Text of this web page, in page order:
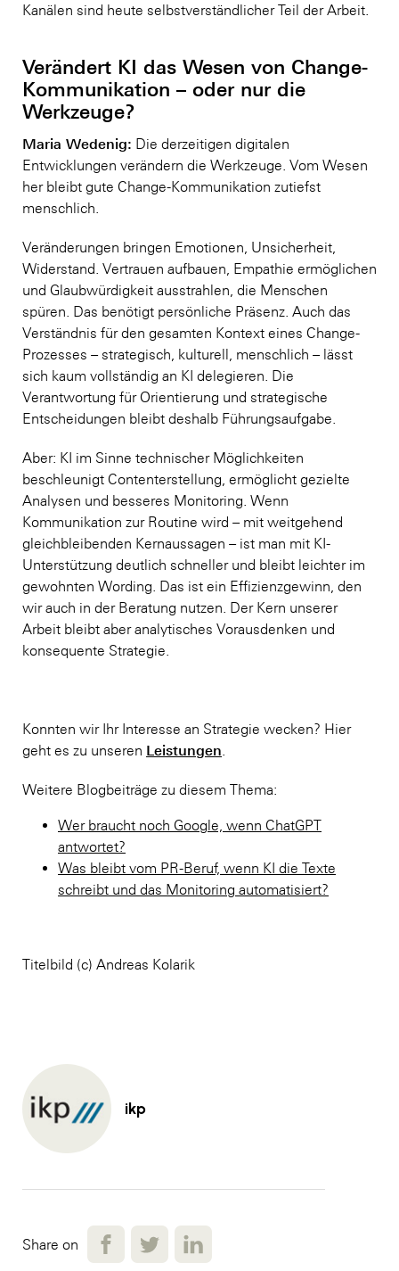
Kanälen sind heute selbstverständlicher Teil der Arbeit.
Verändert KI das Wesen von Change-
Kommunikation – oder nur die
Werkzeuge?
Maria Wedenig: Die derzeitigen digitalen
Entwicklungen verändern die Werkzeuge. Vom Wesen
her bleibt gute Change-Kommunikation zutiefst
menschlich.
Veränderungen bringen Emotionen, Unsicherheit,
Widerstand. Vertrauen aufbauen, Empathie ermöglichen
und Glaubwürdigkeit ausstrahlen, die Menschen
spüren. Das benötigt persönliche Präsenz. Auch das
Verständnis für den gesamten Kontext eines Change-
Prozesses – strategisch, kulturell, menschlich – lässt
sich kaum vollständig an KI delegieren. Die
Verantwortung für Orientierung und strategische
Entscheidungen bleibt deshalb Führungsaufgabe.
Aber: KI im Sinne technischer Möglichkeiten
beschleunigt Contenterstellung, ermöglicht gezielte
Analysen und besseres Monitoring. Wenn
Kommunikation zur Routine wird – mit weitgehend
gleichbleibenden Kernaussagen – ist man mit KI-
Unterstützung deutlich schneller und bleibt leichter im
gewohnten Wording. Das ist ein Effizienzgewinn, den
wir auch in der Beratung nutzen. Der Kern unserer
Arbeit bleibt aber analytisches Vorausdenken und
konsequente Strategie.
Konnten wir Ihr Interesse an Strategie wecken? Hier
geht es zu unseren Leistungen
Weitere Blogbeiträge zu diesem Thema:
Wer braucht noch Google, wenn ChatGPT
antwortet?
Was bleibt vom PR-Beruf, wenn KI die Texte
schreibt und das Monitoring automatisiert?
Titelbild (c) Andreas Kolarik
ikp
Share on